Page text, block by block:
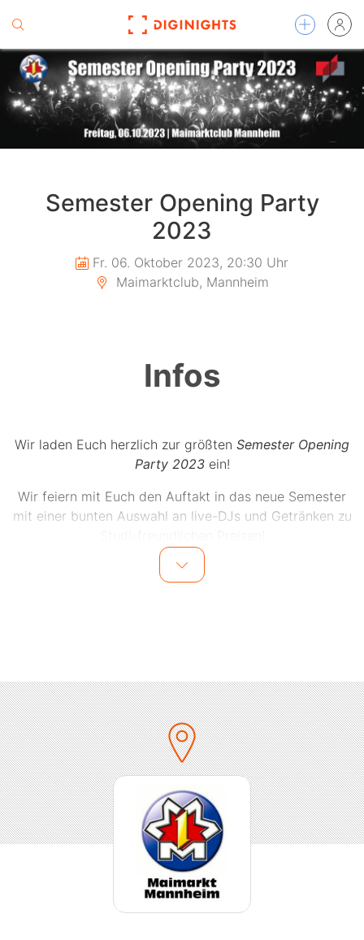
Semester Opening Party
2023
Fr. 06. Oktober 2023, 20:30 Uhr
Maimarktclub, Mannheim
Infos
Wir laden Euch herzlich zur größten Semester Opening
Party 2023 ein!
Wir feiern mit Euch den Auftakt in das neue Semester
mit einer bunten Auswahl an live-DJs und Getränken zu
Sichert Euch jetzt Eure Tickets und lasst uns
gemeinsam einen unvergesslichen Abend erleben!